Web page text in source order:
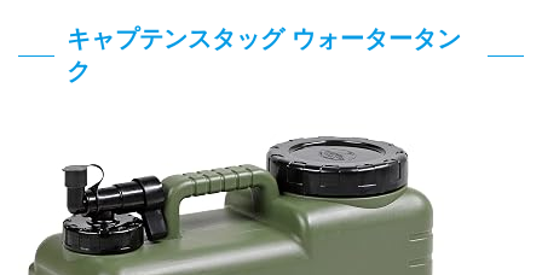
キャプテンスタッグ ウォータータン
ク